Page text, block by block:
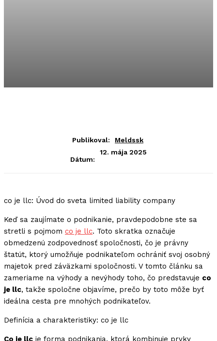
Publikoval: Meldssk
Dátum:
12. mája 2025
co je llc: Úvod do sveta limited liability company
Keď sa zaujímate o podnikanie, pravdepodobne ste sa
stretli s pojmom co je llc. Toto skratka označuje
obmedzenú zodpovednosť spoločnosti, čo je právny
štatút, ktorý umožňuje podnikateľom ochrániť svoj osobný
majetok pred záväzkami spoločnosti. V tomto článku sa
zameriame na výhody a nevýhody toho, čo predstavuje co
je llc, takže spoločne objavíme, prečo by toto môže byť
ideálna cesta pre mnohých podnikateľov.
Definícia a charakteristiky: co je llc
Co je llc je forma podnikania, ktorá kombinuje prvky